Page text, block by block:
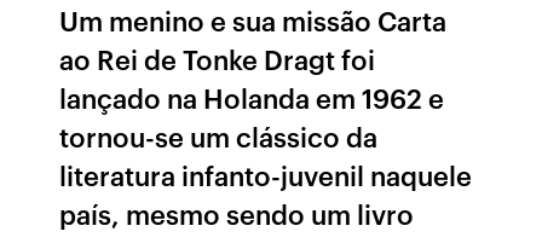
Um menino e sua missão Carta
ao Rei de Tonke Dragt foi
lançado na Holanda em 1962 e
tornou-se um clássico da
literatura infanto-juvenil naquele
país, mesmo sendo um livro